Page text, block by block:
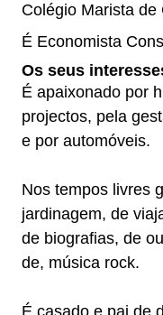
Colégio Marista de
É Economista
Os seus
É apaixonado por
projectos, pela
e por automóveis.
Nos tempos livres
jardinagem, de
de biografias, de
de, música rock.